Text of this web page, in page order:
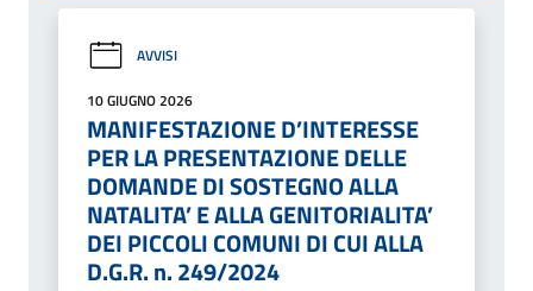
AVVISI
10 GIUGNO 2026
MANIFESTAZIONE D’INTERESSE
PER LA PRESENTAZIONE DELLE
DOMANDE DI SOSTEGNO ALLA
NATALITA’ E ALLA GENITORIALITA’
DEI PICCOLI COMUNI DI CUI ALLA
D.G.R. n. 249/2024